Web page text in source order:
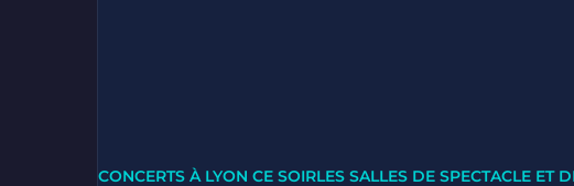
CONCERTS À LYON CE SOIRLES SALLES DE SPECTACLE ET